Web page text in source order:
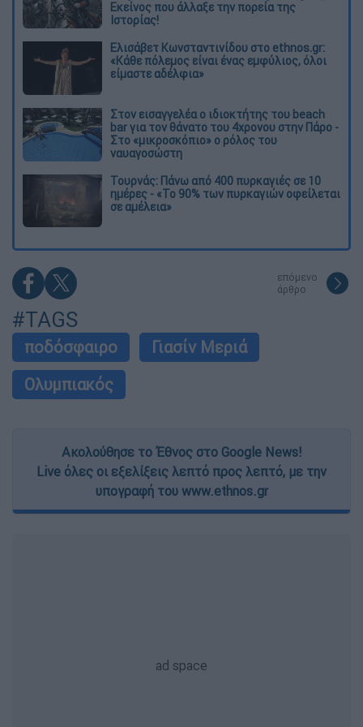
Εκείνος που άλλαξε την πορεία της
Ιστορίας!
Ελισάβετ Κωνσταντινίδου στο ethnos.gr:
«Κάθε πόλεμος είναι ένας εμφύλιος, όλοι
είμαστε αδέλφια»
Στον εισαγγελέα ο ιδιοκτήτης του beach
bar για τον θάνατο του 4χρονου στην Πάρο -
Στο «μικροσκόπιο» ο ρόλος του
ναυαγοσώστη
Τουρνάς: Πάνω από 400 πυρκαγιές σε 10
ημέρες - «Το 90% των πυρκαγιών οφείλεται
σε αμέλεια»
επόμενο
άρθρο
#TAGS
ποδόσφαιρο
Γιασίν Μεριά
Ολυμπιακός
Ακολούθησε το Έθνος στο Google News!
Live όλες οι εξελίξεις λεπτό προς λεπτό, με την
υπογραφή του www.ethnos.gr